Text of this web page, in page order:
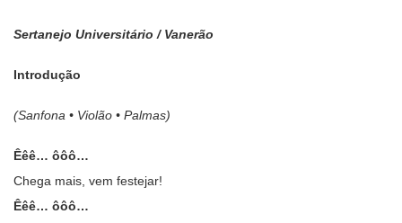
Sertanejo Universitário / Vanerão
Introdução
(Sanfona • Violão • Palmas)
Êêê… ôôô…
Chega mais, vem festejar!
Êêê… ôôô…